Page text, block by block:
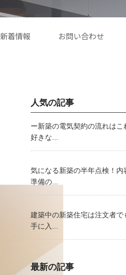
新着情報 お問い合わせ
人気の記事
ー新築の電気契約の流れはこ
好きな...
気になる新築の半年点検！内
準備の...
建築中の新築住宅は注文者で
手に入...
最新の記事